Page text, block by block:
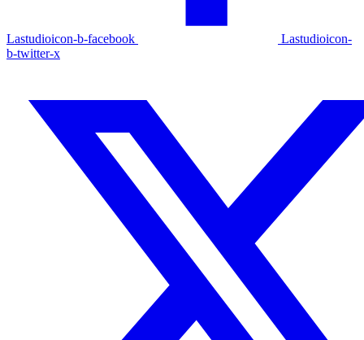
Lastudioicon-b-facebook
Lastudioicon-
b-twitter-x